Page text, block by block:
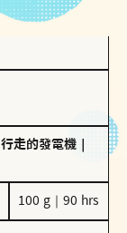
行走的發電機
100 g｜90 hrs